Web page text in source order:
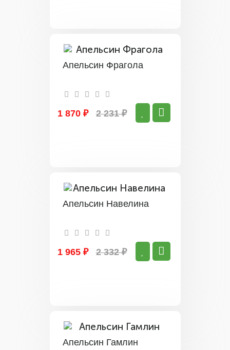
Апельсин Фрагола
1 870 ₽ 2 231 ₽
Апельсин Навелина
1 965 ₽ 2 332 ₽
Апельсин Гамлин